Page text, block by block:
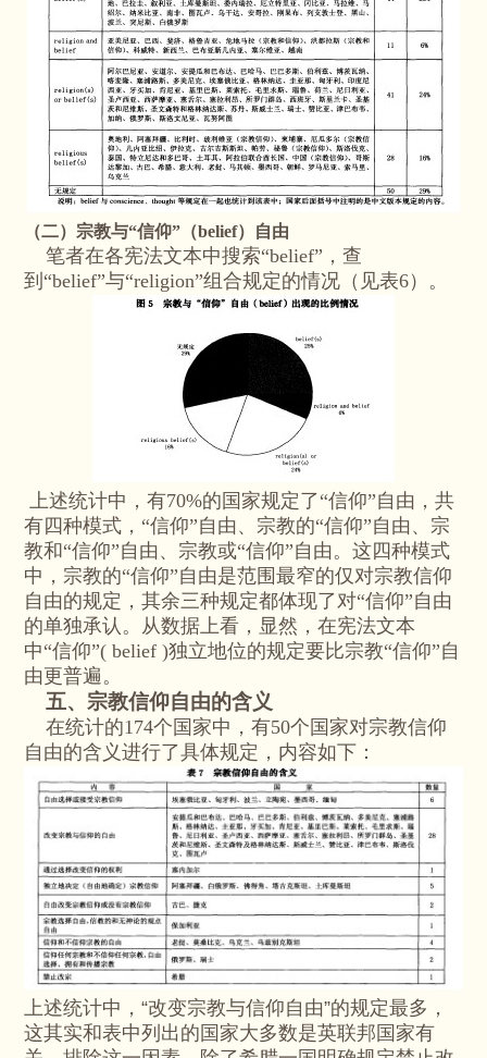
（二）宗教与“信仰”（belief）自由
笔者在各宪法文本中搜索“belief”，查
到“belief”与“religion”组合规定的情况（见表6）。
上述统计中，有70%的国家规定了“信仰”自由，共
有四种模式，“信仰”自由、宗教的“信仰”自由、宗
教和“信仰”自由、宗教或“信仰”自由。这四种模式
中，宗教的“信仰”自由是范围最窄的仅对宗教信仰
自由的规定，其余三种规定都体现了对“信仰”自由
的单独承认。从数据上看，显然，在宪法文本
中“信仰”( belief )独立地位的规定要比宗教“信仰”自
由更普遍。
五、宗教信仰自由的含义
在统计的174个国家中，有50个国家对宗教信仰
自由的含义进行了具体规定，内容如下：
上述统计中，“改变宗教与信仰自由”的规定最多，
这其实和表中列出的国家大多数是英联邦国家有